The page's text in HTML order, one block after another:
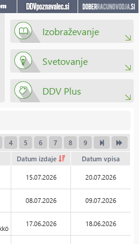
Izobraževanje
Svetovanje
DDV Plus
4 5 6 7 8 9
Datum izdaje
Datum vpisa
15.07.2026 20.07.2026
08.07.2026 09.07.2026
17.06.2026 18.06.2026